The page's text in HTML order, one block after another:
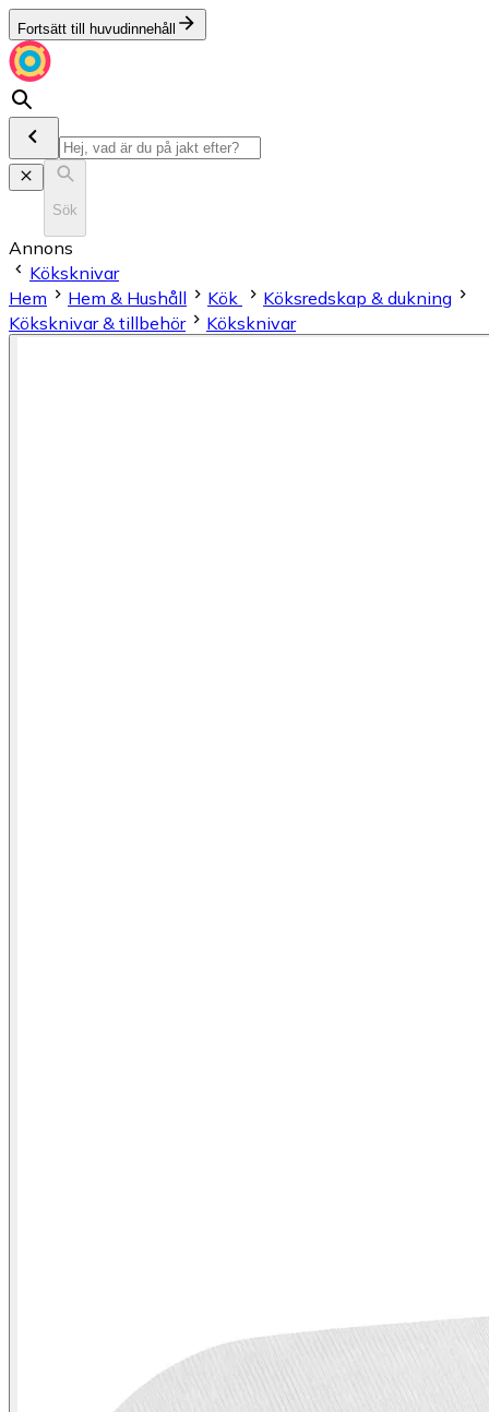
Fortsätt till huvudinnehåll
Sök
Annons
Köksknivar
Hem
Hem & Hushåll Kök
Köksredskap & dukning
Köksknivar & tillbehör
Köksknivar